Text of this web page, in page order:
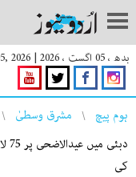
بدھ ، 05 اگست ، 2026 |
2026
You are here
ہوم پیچ
مشرق وسطیٰ
کی